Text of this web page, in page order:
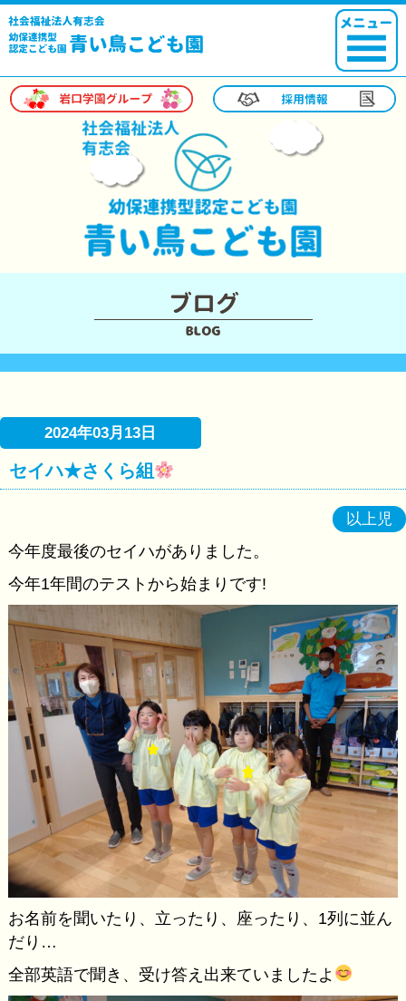
2024年03月13日
セイハ★さくら組
以上児
今年度最後のセイハがありました。
今年1年間のテストから始まりです!
お名前を聞いたり、立ったり、座ったり、1列に並ん
だり…
全部英語で聞き、受け答え出来ていましたよ